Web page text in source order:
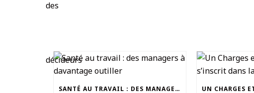
SANTÉ AU TRAVAIL : DES MANAGERS À DAVANTAGE OUTILLER